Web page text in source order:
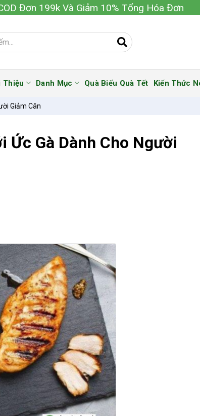
Đơn 199k Và Giảm 10% Tổng Hóa Đơn
Thiệu Danh Mục Quà Biếu Quà Tết Kiến Thức
Giảm Cân
Ức Gà Dành Cho Người